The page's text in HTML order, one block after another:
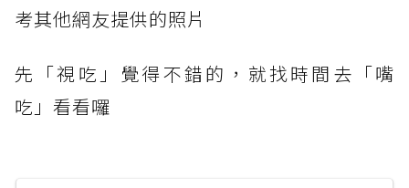
考其他網友提供的照片
先「視吃」覺得不錯的，就找時間去「嘴
吃」看看囉